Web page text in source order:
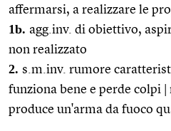
affermarsi, a realizzare le
1b. agg.inv. di obiettivo,
non realizzato
2. s.m.inv. rumore
funziona bene e perde colpi
produce un'arma da fuoco